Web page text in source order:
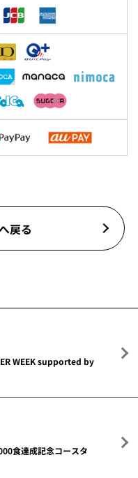
戻る
WEEK supported by
食達成記念コースタ